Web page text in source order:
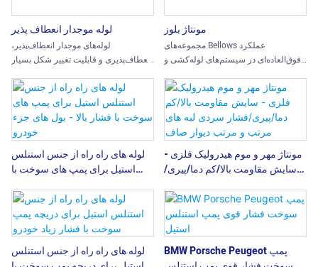
لوله موجدار انعطاف پذیر
لوله‌های موجدار انعطاف‌پذیر،
انعطاف‌پذیری و قابلیت تغییر شکل بسیار
انقباض حرارتی، ارتعاشات مکانیکی و
خطاهای نصب در سیستم‌های خط لوله را
جذب می‌کنند.
مونتاژ بلوز
مجموعه‌های Bellows عملکرد
فوق‌العاده‌ای در سیستم‌های لوله‌کشی و
انبساط حرارتی، انحرافات نصب و
جابجایی مکانیکی در جهت‌های محوری،
جانبی و زاویه‌ای را جذب می‌کنند و فشار
روی خطوط لوله و تجهیزات را تا حد
لوله های راه راه از جنس استنلس
استیل برای پمپ های سوخت با
مونتاژ مهر و موم هیدرولیک فلزی -
سایش مقاومت بالا/کم دما/پیری/
دیوار صاف
لوله های راه راه از جنس استنلس
BMW Porsche Peugeot پمپ